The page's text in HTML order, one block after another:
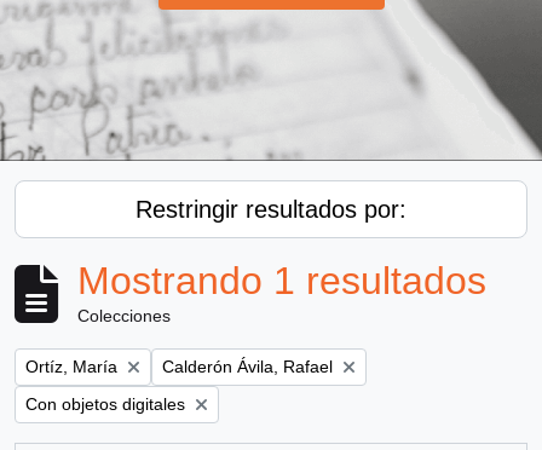
Restringir resultados por:
Mostrando 1 resultados
Colecciones
Remove filter:
Ortíz, María Remove filter:
Calderón Ávila, Rafael
Remove filter:
Con objetos digitales